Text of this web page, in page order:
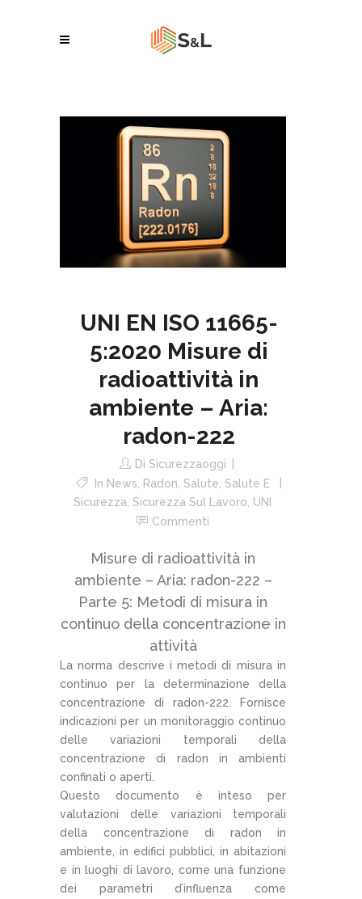
UNI EN ISO 11665-
5:2020 Misure di
radioattività in
ambiente – Aria:
radon-222
Di Sicurezzaoggi
In News Radon Salute Salute E
Sicurezza Sicurezza Sul Lavoro UNI
Commenti
Misure di radioattività in
ambiente – Aria: radon-222 –
Parte 5: Metodi di misura in
continuo della concentrazione in
attività
La norma descrive i metodi di misura in
continuo per la determinazione della
concentrazione di radon-222. Fornisce
indicazioni per un monitoraggio continuo
delle variazioni temporali della
concentrazione di radon in ambienti
confinati o aperti.
Questo documento è inteso per
valutazioni delle variazioni temporali
della concentrazione di radon in
ambiente, in edifici pubblici, in abitazioni
e in luoghi di lavoro, come una funzione
dei parametri d’influenza come